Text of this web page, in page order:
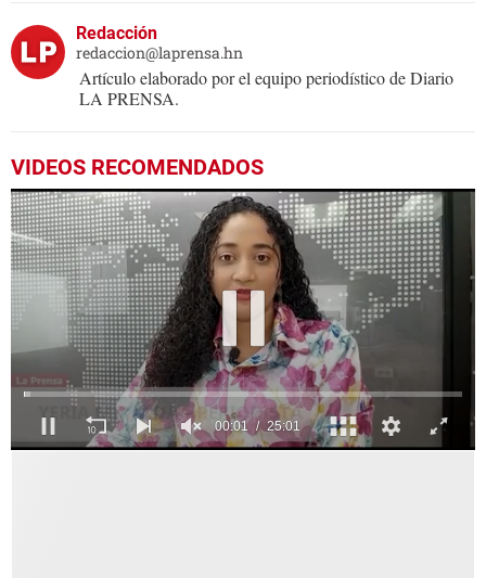
Redacción
redaccion@laprensa.hn
Artículo elaborado por el equipo periodístico de Diario
LA PRENSA.
VIDEOS RECOMENDADOS